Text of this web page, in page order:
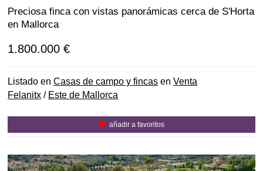
Preciosa finca con vistas panorámicas cerca de S'Horta
en Mallorca
1.800.000 €
Listado en Casas de campo y fincas en Venta
Felanitx / Este de Mallorca
añadir a favoritos